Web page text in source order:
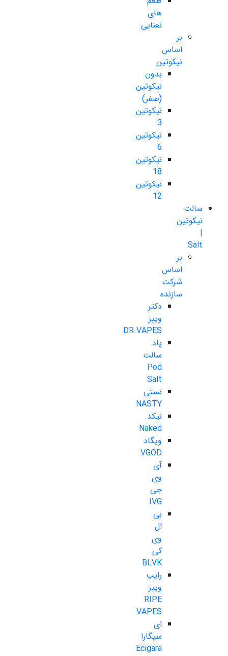
های
نعنایی
بر
اساس
نیکوتین
بدون
نیکوتین
(صفر)
نیکوتین
3
نیکوتین
6
نیکوتین
18
نیکوتین
12
سالت
نیکوتین
|
Salt
بر
اساس
شرکت
سازنده
دکتر
ویپز
DR.VAPES
پاد
سالت
Pod
Salt
نستی
NASTY
نیکد
Naked
ویگاد
VGOD
آی
وی
جی
IVG
بی
ال
وی
کی
BLVK
رایپ
ویپز
RIPE
VAPES
ای
سیگارا
Ecigara